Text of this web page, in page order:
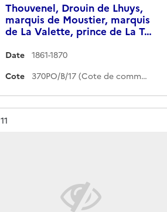
Thouvenel, Drouin de Lhuys,
marquis de Moustier, marquis
de La Valette, prince de La T…
Date
1861-1870
Cote
370PO/B/17 (Cote de commande)
Résultat n°
11